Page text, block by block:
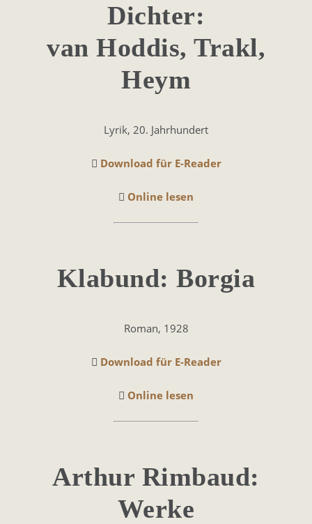
Dich­ter:
van Hod­dis, Trakl,
Heym
Lyrik, 20. Jahrhundert
Download für E-Reader
Online lesen
Klabund: Borgia
Roman, 1928
Download für E-Reader
Online lesen
Arthur Rimbaud:
Werke